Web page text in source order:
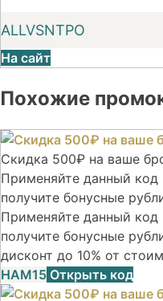
ALLVSNTPO
На сайт
Похожие
Скидка 500₽ на ваше
Применяйте данный код
получите бонусные
Применяйте данный код
получите бонусные
дисконт до 10% от
НАМ15 Открыть код